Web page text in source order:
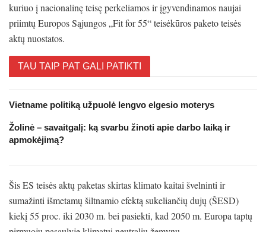
kuriuo į nacionalinę teisę perkeliamos ir įgyvendinamos naujai
priimtų Europos Sąjungos „Fit for 55“ teisėkūros paketo teisės
aktų nuostatos.
TAU TAIP PAT GALI PATIKTI
Vietname politiką užpuolė lengvo elgesio moterys
Žolinė – savaitgalį: ką svarbu žinoti apie darbo laiką ir
apmokėjimą?
Šis ES teisės aktų paketas skirtas klimato kaitai švelninti ir
sumažinti išmetamų šiltnamio efektą sukeliančių dujų (ŠESD)
kiekį 55 proc. iki 2030 m. bei pasiekti, kad 2050 m. Europa taptų